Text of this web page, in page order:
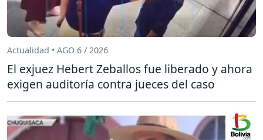
Actualidad • AGO 6 / 2026
El exjuez Hebert Zeballos fue liberado y ahora
exigen auditoría contra jueces del caso